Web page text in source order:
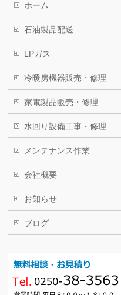
ホーム
石油製品配送
LPガス
冷暖房機器販売・修理
家電製品販売・修理
水回り設備工事・修理
メンテナンス作業
会社概要
お知らせ
ブログ